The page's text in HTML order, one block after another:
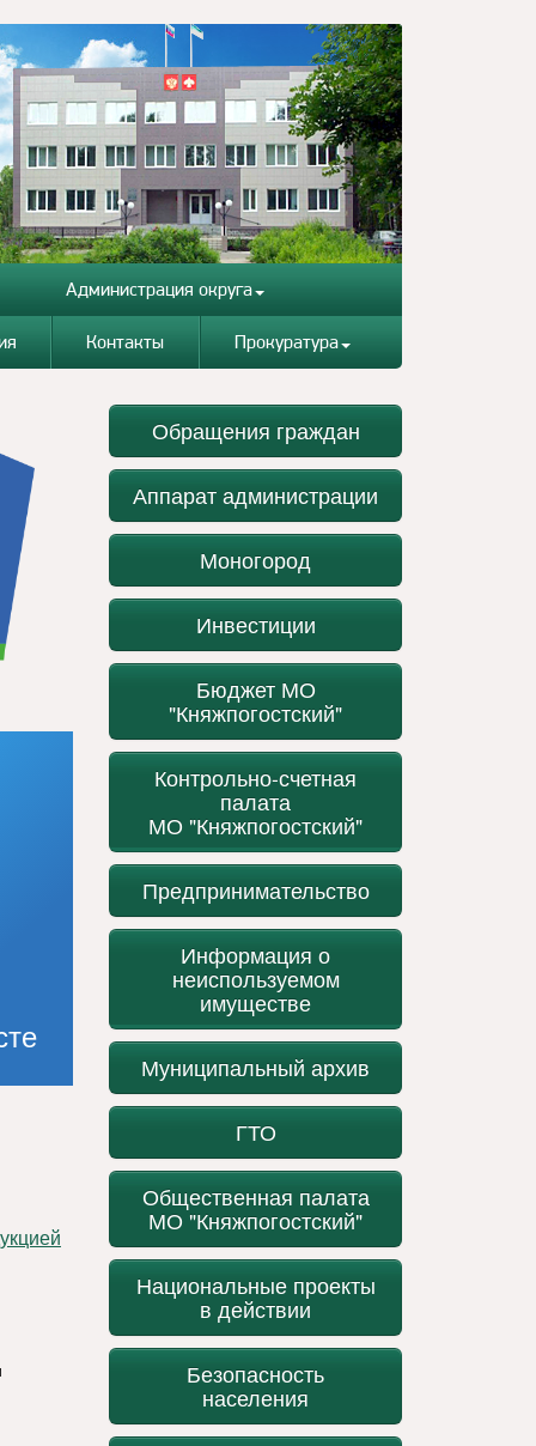
Администрация округа
Контакты Прокуратура
Обращения граждан
Аппарат администрации
Моногород
Инвестиции
Бюджет МО
"Княжпогостский"
Контрольно-счетная
палата
МО "Княжпогостский"
Предпринимательство
Информация о
неиспользуемом
имуществе
Муниципальный архив
ГТО
Общественная палата
МО "Княжпогостский"
Национальные проекты
в действии
Безопасность
населения